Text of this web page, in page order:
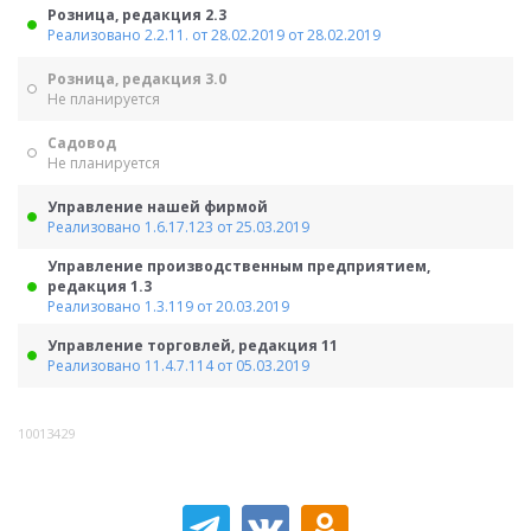
Розница, редакция 2.3
Реализовано 2.2.11. от 28.02.2019 от 28.02.2019
Розница, редакция 3.0
Не планируется
Садовод
Не планируется
Управление нашей фирмой
Реализовано 1.6.17.123 от 25.03.2019
Управление производственным предприятием,
редакция 1.3
Реализовано 1.3.119 от 20.03.2019
Управление торговлей, редакция 11
Реализовано 11.4.7.114 от 05.03.2019
10013429